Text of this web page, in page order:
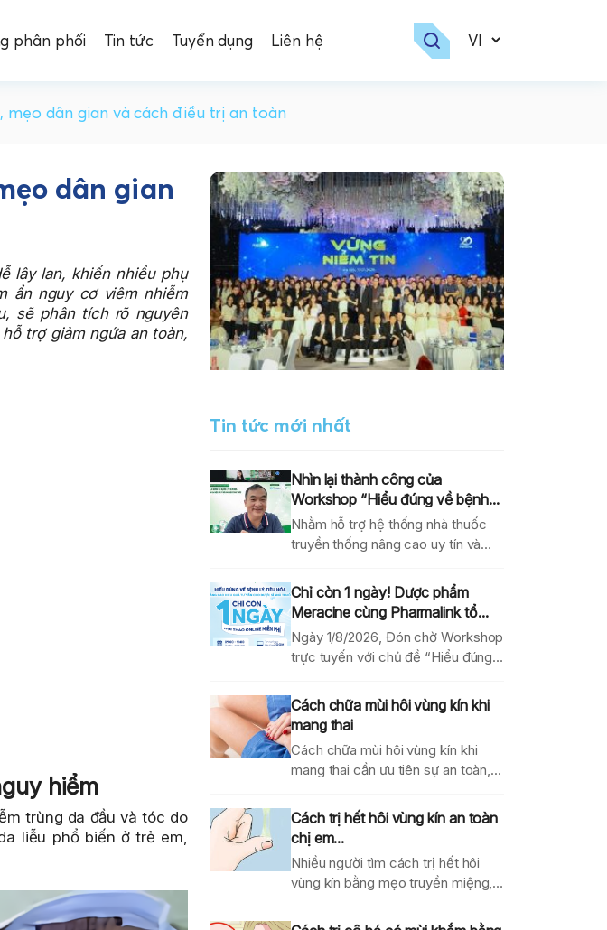
phân phối Tin tức Tuyển dụng Liên hệ
dân gian và cách điều trị an toàn
dân gian
lây lan, khiến nhiều phụ
ẩn nguy cơ viêm nhiễm
sẽ phân tích rõ nguyên
trợ giảm ngứa an toàn,
hiểm
trùng da đầu và tóc do
liễu phổ biến ở trẻ em,
Tin tức mới nhất
Nhìn lại thành công của
Workshop “Hiểu đúng về bệnh...
Nhằm hỗ trợ hệ thống nhà thuốc
truyền thống nâng cao uy tín và
Chỉ còn 1 ngày! Dược phẩm
Meracine cùng Pharmalink tổ...
Ngày 1/8/2026, Đón chờ Workshop
trực tuyến với chủ đề “Hiểu đúng
Cách chữa mùi hôi vùng kín khi
mang thai
Cách chữa mùi hôi vùng kín khi
mang thai cần ưu tiên sự an toàn,...
Cách trị hết hôi vùng kín an toàn
chị em...
Nhiều người tìm cách trị hết hôi
vùng kín bằng mẹo truyền miệng,